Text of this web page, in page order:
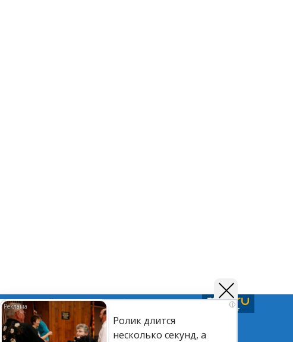
i
Ролик длится
несколько секунд, а
Подписывайтесь на нас вTelegram,ДзениВк